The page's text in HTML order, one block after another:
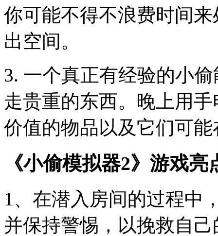
你可能不得不浪费时间
出空间。
3. 一个真正有经验的小
走贵重的东西。晚上用
价值的物品以及它们可
《小偷模拟器2》游戏亮
1、在潜入房间的过程中
并保持警惕，以挽救自